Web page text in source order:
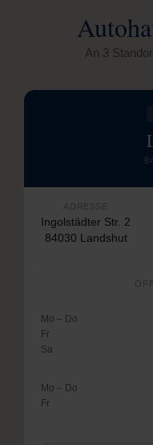
An 3
ADRESSE
Ingolstädter Str. 2
84030 Landshut
Mo – Do
Fr
Sa
Mo – Do
Fr